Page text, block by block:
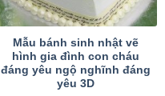
Mẫu bánh sinh nhật vẽ
hình gia đình con cháu
đáng yêu ngộ nghĩnh đáng
yêu 3D